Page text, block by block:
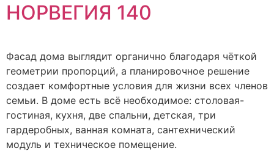
НОРВЕГИЯ 140
Фасад дома выглядит органично благодаря чёткой
геометрии пропорций, а планировочное решение
создает комфортные условия для жизни всех членов
семьи. В доме есть всё необходимое: столовая-
гостиная, кухня, две спальни, детская, три
гардеробных, ванная комната, сантехнический
модуль и техническое помещение.